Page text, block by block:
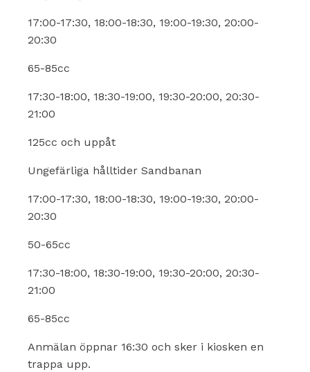
17:00-17:30, 18:00-18:30, 19:00-19:30, 20:00-
20:30
65-85cc
17:30-18:00, 18:30-19:00, 19:30-20:00, 20:30-
21:00
125cc och uppåt
Ungefärliga hålltider Sandbanan
17:00-17:30, 18:00-18:30, 19:00-19:30, 20:00-
20:30
50-65cc
17:30-18:00, 18:30-19:00, 19:30-20:00, 20:30-
21:00
65-85cc
Anmälan öppnar 16:30 och sker i kiosken en
trappa upp.